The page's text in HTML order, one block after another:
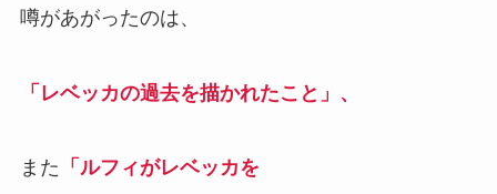
噂があがったのは、
「レベッカの過去を描かれたこと」、
また 「ルフィがレベッカを